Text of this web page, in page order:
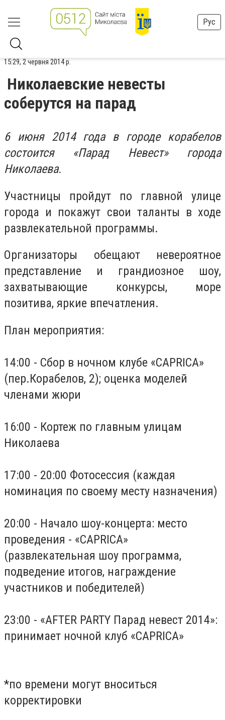
Рус
15:29, 2 червня 2014 р.
Николаевские невесты
соберутся на парад
6 июня 2014 года в городе корабелов
состоится «Парад Невест» города
Николаева.
Участницы пройдут по главной улице
города и покажут свои таланты в ходе
развлекательной программы.
Организаторы обещают невероятное
представление и грандиозное шоу,
захватывающие конкурсы, море
позитива, яркие впечатления.
План мероприятия:
14:00 - Сбор в ночном клубе «CAPRICA»
(пер.Корабелов, 2); оценка моделей
членами жюри
16:00 - Кортеж по главным улицам
Николаева
17:00 - 20:00 Фотосессия (каждая
номинация по своему месту назначения)
20:00 - Начало шоу-концерта: место
проведения - «CAPRICA»
(развлекательная шоу программа,
подведение итогов, награждение
участников и победителей)
23:00 - «AFTER PARTY Парад невест 2014»:
принимает ночной клуб «CAPRICA»
*по времени могут вноситься
корректировки